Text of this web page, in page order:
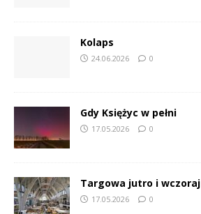
Kolaps
24.06.2026 0
Gdy Księżyc w pełni
17.05.2026 0
Targowa jutro i wczoraj
17.05.2026 0